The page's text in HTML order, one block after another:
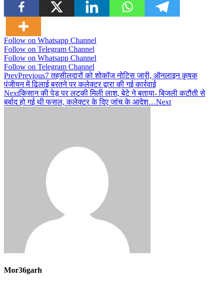
Follow on Whatsapp Channel
Follow on Telegram Channel
Follow on Whatsapp Channel
Follow on Telegram Channel
PrevPrevious7 तहसीलदारों को शोकॉज नोटिस जारी, ऑनलाइन कृषक
पंजीयन में ढिलाई बरतने पर कलेक्टर द्वारा की गई कार्रवाई
Nextकिसान की पेड़ पर लटकी मिली लाश, बेटे ने बताया- बिजली कटौती से
बर्बाद हो गई थी फसल, कलेक्टर के दिए जांच के आदेश…Next
Mor36garh